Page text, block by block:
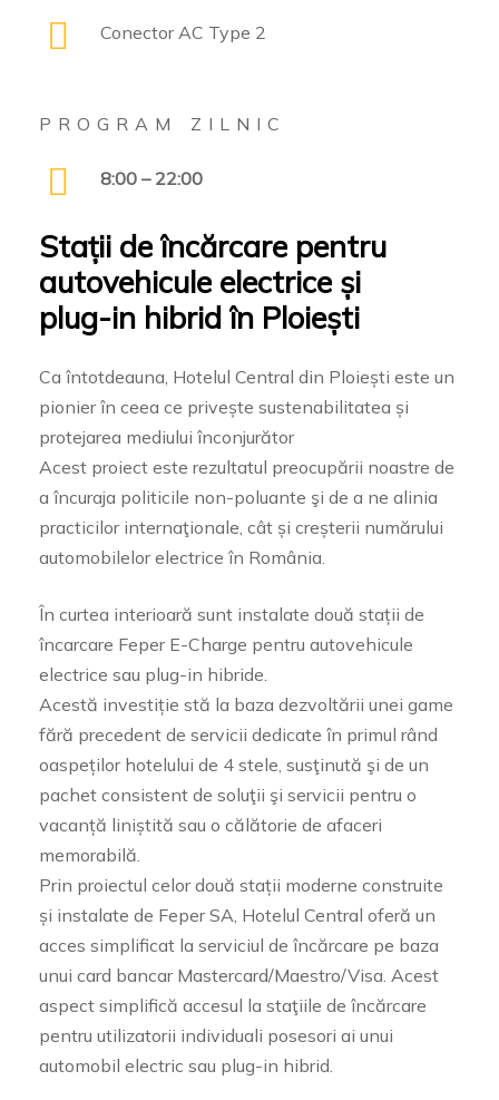
Stații de încărcare pentru
autovehicule electrice și
plug-in hibrid în Ploiești
Ca întotdeauna, Hotelul Central din Ploiești este un
pionier în ceea ce privește sustenabilitatea și
protejarea mediului înconjurător
Acest proiect este rezultatul preocupării noastre de
a încuraja politicile non-poluante şi de a ne alinia
practicilor internaţionale, cât și creșterii numărului
automobilelor electrice în România.
În curtea interioară sunt instalate două stații de
încarcare Feper E-Charge pentru autovehicule
electrice sau plug-in hibride.
Acestă investiție stă la baza dezvoltării unei game
fără precedent de servicii dedicate în primul rând
oaspeților hotelului de 4 stele, susţinută şi de un
pachet consistent de soluţii şi servicii pentru o
vacanță liniștită sau o călătorie de afaceri
memorabilă.
Prin proiectul celor două stații moderne construite
și instalate de Feper SA, Hotelul Central oferă un
acces simplificat la serviciul de încărcare pe baza
unui card bancar Mastercard/Maestro/Visa. Acest
aspect simplifică accesul la staţiile de încărcare
pentru utilizatorii individuali posesori ai unui
automobil electric sau plug-in hibrid.
Conector AC Type 2
PROGRAM ZILNIC
8:00 – 22:00